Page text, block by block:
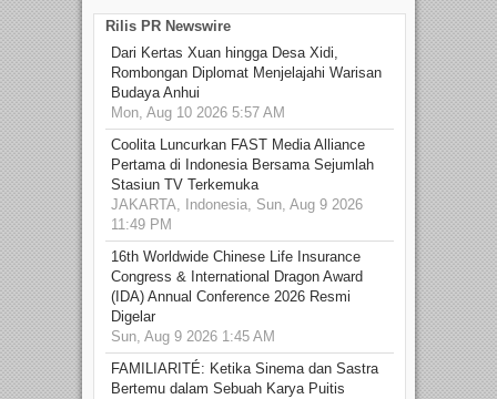
Rilis PR Newswire
Dari Kertas Xuan hingga Desa Xidi,
Rombongan Diplomat Menjelajahi Warisan
Budaya Anhui
Mon, Aug 10 2026 5:57 AM
Coolita Luncurkan FAST Media Alliance
Pertama di Indonesia Bersama Sejumlah
Stasiun TV Terkemuka
JAKARTA, Indonesia, Sun, Aug 9 2026
11:49 PM
16th Worldwide Chinese Life Insurance
Congress & International Dragon Award
(IDA) Annual Conference 2026 Resmi
Digelar
Sun, Aug 9 2026 1:45 AM
FAMILIARITÉ: Ketika Sinema dan Sastra
Bertemu dalam Sebuah Karya Puitis